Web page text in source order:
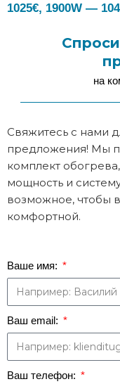
1025€, 1900W —
на
Свяжитесь с нами
предложения! Мы
комплект
мощность и
возможное, чтобы
комфортной.
Ваше имя:
Ваш email:
Ваш телефон: